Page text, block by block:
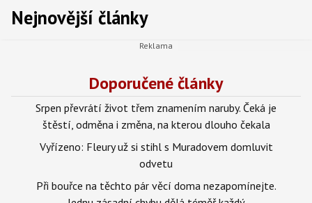
Nejnovější články
Doporučené články
Srpen převrátí život třem znamením naruby. Čeká je
štěstí, odměna i změna, na kterou dlouho čekala
Vyřízeno: Fleury už si stihl s Muradovem domluvit
odvetu
Při bouřce na těchto pár věcí doma nezapomínejte.